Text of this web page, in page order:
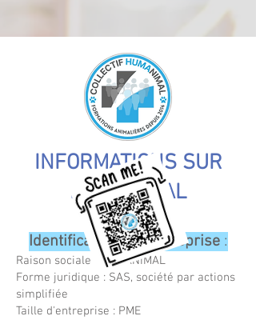
INFORMATIONS SUR
HUMANIMAL
Identification de l'entreprise :
Raison sociale : HUMANIMAL
Forme juridique : SAS, société par actions
simplifiée
Taille d'entreprise : PME